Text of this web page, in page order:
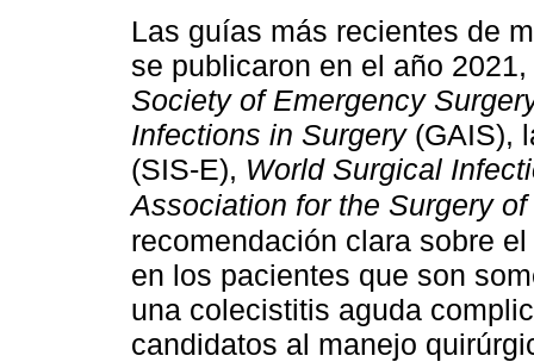
Las guías más recientes de
se publicaron en el año
Society of Emergency
Infections in Surgery(GAIS),
(SIS-E), World Surgical
Association for the Surgery of
recomendación clara sobre
en los pacientes que son
una colecistitis aguda
candidatos al manejo